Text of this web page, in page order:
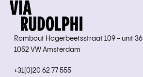
Rombout Hogerbeetsstraat 109 - unit 36
1052 VW Amsterdam
+31(0)20 62 77 555